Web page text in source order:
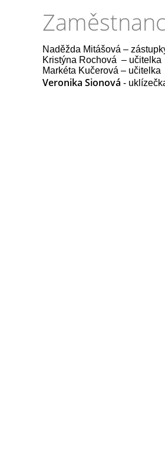
Naděžda Mitášová –
Kristýna Rochová – učitelka
Markéta Kučerová – učitelka
Veronika Sionová -